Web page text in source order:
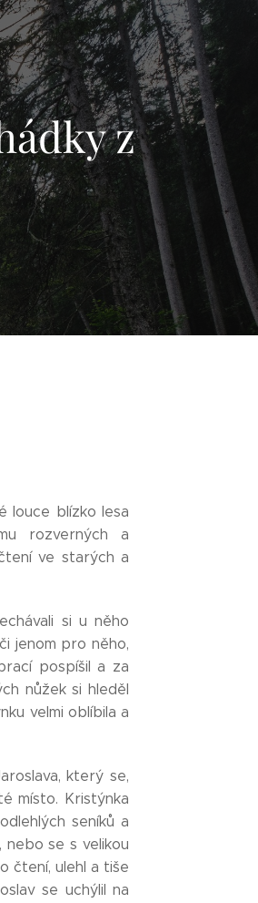
z
louce blízko lesa
rozverných a
ve starých a
si u něho
jenom pro něho,
pospíšil a za
nůžek si hleděl
velmi oblíbila a
který se,
místo. Kristýnka
seníků a
se s velikou
čtení, ulehl a tiše
se uchýlil na